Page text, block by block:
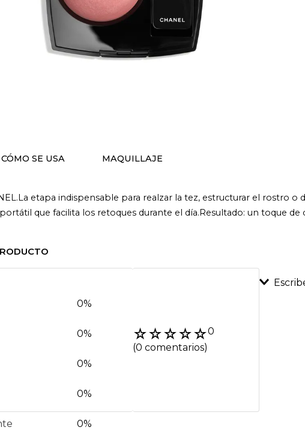
CÓMO SE USA MAQUILLAJE
etapa indispensable para realzar la tez, estructurar el rostro
que facilita los retoques durante el día.Resultado: un toque
☆☆☆☆☆0
(0 comentarios)
0%
0%
0%
0%
0%